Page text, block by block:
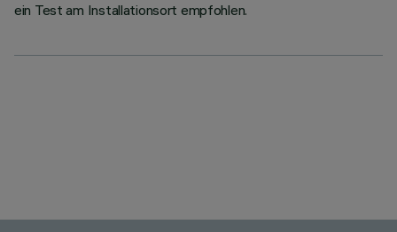
ein Test am Installationsort empfohlen.